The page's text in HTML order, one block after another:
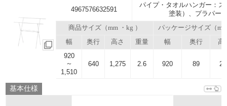
4967576632591
パイプ・タオルハンガー：
塗装）、プラパー
商品サイズ（mm ・kg ）
パッケージサイズ（
幅
奥行 高さ 重量 幅 奥行 高
920
～
1,510
640 1,275 2.6 920 89
基本仕様